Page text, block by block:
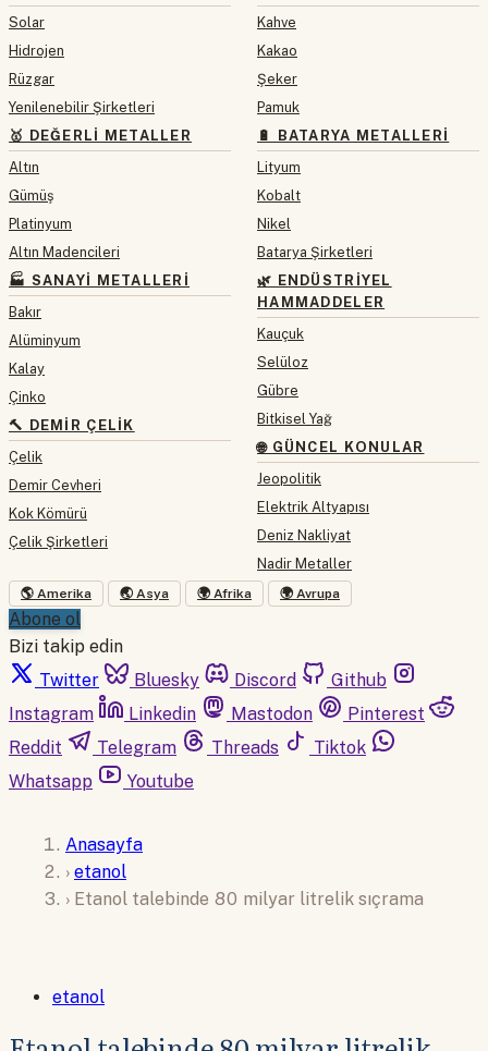
Solar
Hidrojen
Rüzgar
Yenilenebilir Şirketleri
🥇 DEĞERLI METALLER
Altın
Gümüş
Platinyum
Altın Madencileri
🏭 SANAYI METALLERI
Bakır
Alüminyum
Kalay
Çinko
🔨 DEMIR ÇELIK
Çelik
Demir Cevheri
Kok Kömürü
Çelik Şirketleri
Kahve
Kakao
Şeker
Pamuk
🔋 BATARYA METALLERI
Lityum
Kobalt
Nikel
Batarya Şirketleri
🌿 ENDÜSTRIYEL
HAMMADDELER
Kauçuk
Selüloz
Gübre
Bitkisel Yağ
🌐 GÜNCEL KONULAR
Jeopolitik
Elektrik Altyapısı
Deniz Nakliyat
Nadir Metaller
🌎 Amerika 🌏 Asya 🌍 Afrika 🌍 Avrupa
Abone ol
Bizi takip edin
Twitter
Bluesky Discord
Github
Instagram
Linkedin Mastodon
Pinterest
Reddit
Telegram Threads
Tiktok
Whatsapp
Youtube
Anasayfa
› etanol
› Etanol talebinde 80 milyar litrelik sıçrama
etanol